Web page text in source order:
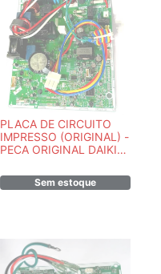
PLACA DE CIRCUITO
IMPRESSO (ORIGINAL) -
PECA ORIGINAL DAIKIN
Sem estoque